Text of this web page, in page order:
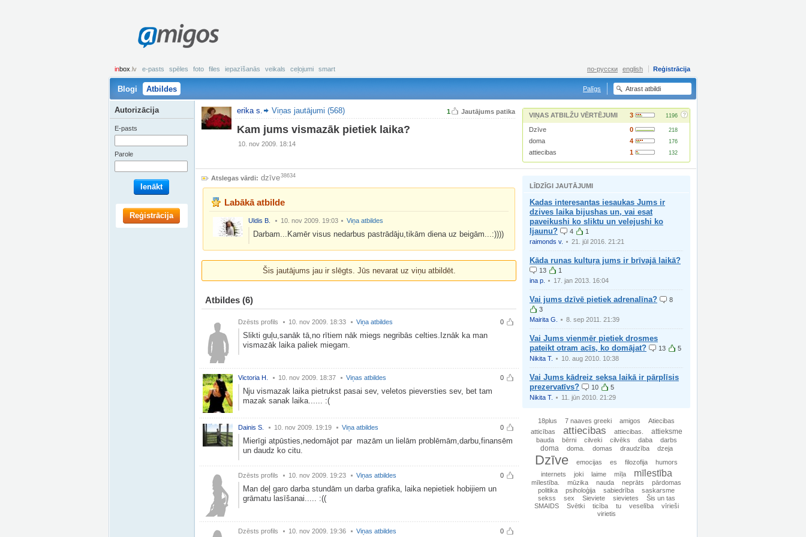
amigos
inbox .lv e-pasts spēles foto files iepazīšanās veikals ceļojumi smart Reģistrācija
по-русски english
Blogi Atbildes Palīgs
1 Jautājums patika
erika s. Viņas jautājumi (568)
Kam jums vismazāk pietiek laika?
10. nov 2009. 18:14
VIŅAS ATBILŽU VĒRTĒJUMI 3 1196 ?
Dzīve 0 218
doma 4 176
attiecibas 1 132
Atslegas vārdi: dzīve38634
Labākā atbilde
Uldis B. 10. nov 2009. 19:03 Viņa atbildes
Darbam...Kamēr visus nedarbus pastrādāju,tikām diena uz beigām...:))))
Šis jautājums jau ir slēgts. Jūs nevarat uz viņu atbildēt.
Atbildes (6)
0
Dzēsts profils 10. nov 2009. 18:33 Viņa atbildes
Slikti guļu,sanāk tā,no rītiem nāk miegs negribās celties.Iznāk ka man
vismazāk laika paliek miegam.
0
Victoria H. 10. nov 2009. 18:37 Viņas atbildes
Nju vismazak laika pietrukst pasai sev, veletos pieversties sev, bet tam
mazak sanak laika...... :(
0
Dainis S. 10. nov 2009. 19:19 Viņa atbildes
Mierīgi atpūsties,nedomājot par mazām un lielām problēmām,darbu,finansēm
un daudz ko citu.
0
Dzēsts profils 10. nov 2009. 19:23 Viņas atbildes
Man deļ garo darba stundām un darba grafika, laika nepietiek hobijiem un
grāmatu lasīšanai..... :((
0
Dzēsts profils 10. nov 2009. 19:36 Viņas atbildes
LĪDZĪGI JAUTĀJUMI
Kadas interesantas iesaukas Jums ir
dzives laika bijushas un, vai esat
paveikushi ko sliktu un velejushi ko
ljaunu?
4
1
raimonds v.
21. jūl 2016. 21:21
Kāda runas kultuŗa jums ir brīvajā laikā?
13
1
ina p.
17. jan 2013. 16:04
Vai jums dzīvē pietiek adrenalīna?
8
3
Mairita G.
8. sep 2011. 21:39
Vai Jums vienmēr pietiek drosmes
pateikt otram acīs, ko domājat?
13
5
Nikita T.
10. aug 2010. 10:38
Vai Jums kādreiz seksa laikā ir pārplīsis
prezervatīvs?
10
5
Nikita T.
11. jūn 2010. 21:29
18plus 7 naaves greeki amigos
Atiecibas
atticības
attiecibas attiecibas. attieksme
bauda bērni cilveki cilvēks daba darbs
doma doma. domas draudzība dzeja
Dzīve emocijas es filozofija
humors
internets
joki laime mīļa mīlestība
mīlestība. mūzika nauda neprāts
pārdomas
politika
psiholoģija sabiedrība
saskarsme
sekss
sex Sieviete sievietes
Šis un tas
SMAIDS
Svētki ticība tu veselība
vīrieši
virietis
Autorizācija
E-pasts
Parole
Ienākt
Reģistrācija